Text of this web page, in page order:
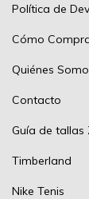
Política de
Cómo
Quiénes
Contacto
Guía de tallas
Timberland
Nike Tenis